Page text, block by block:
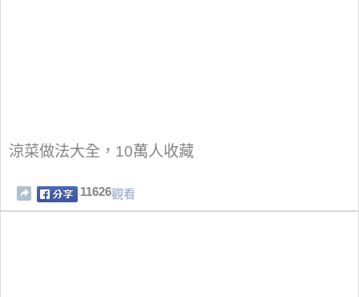
涼菜做法大全，10萬人收藏
11626觀看